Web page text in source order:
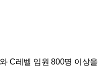
C레벨 임원 800명 이상을